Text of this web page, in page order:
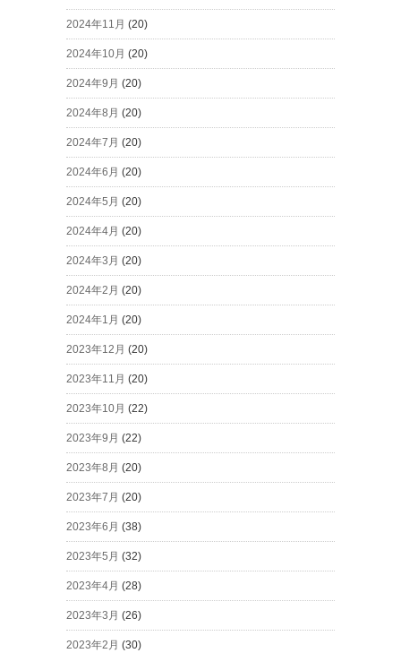
2024年11月 (20)
2024年10月 (20)
2024年9月 (20)
2024年8月 (20)
2024年7月 (20)
2024年6月 (20)
2024年5月 (20)
2024年4月 (20)
2024年3月 (20)
2024年2月 (20)
2024年1月 (20)
2023年12月 (20)
2023年11月 (20)
2023年10月 (22)
2023年9月 (22)
2023年8月 (20)
2023年7月 (20)
2023年6月 (38)
2023年5月 (32)
2023年4月 (28)
2023年3月 (26)
2023年2月 (30)